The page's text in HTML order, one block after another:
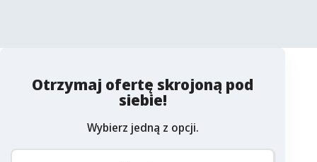
Otrzymaj ofertę skrojoną pod
siebie!
Wybierz jedną z opcji.